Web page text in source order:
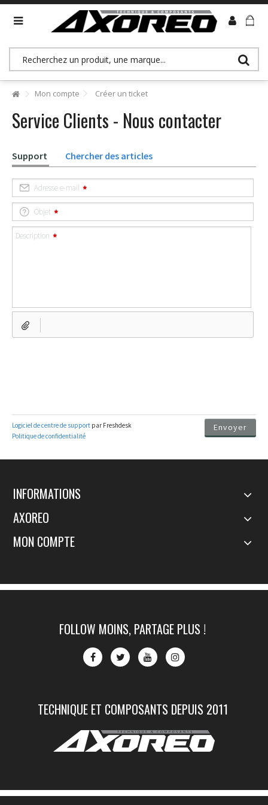
>> Accès revendeurs (B2B)
Mon compte Créer un ticket
Service Clients - Nous contacter
INFORMATIONS
AXOREO
MON COMPTE
FOLLOW MOINS, PARTAGE PLUS !
TECHNIQUE ET COMPOSANTS DEPUIS 2011